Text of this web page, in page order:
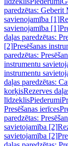
paredzētas: Geberit
savienojamība [1]
savienojamība [1]
daļas paredzētas:
[2]Presēšanas
paredzētas:
instrumentu
instrumentu
daļas paredzētas:
korķisRezerves
līdzeklisPiederumi
Presēšanas ierīces
paredzētas:
savietojamība [2]
savietojamība [2]